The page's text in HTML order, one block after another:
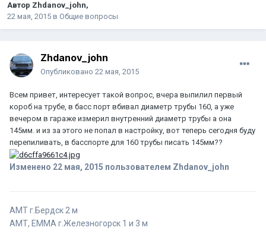
Автор Zhdanov_john,
22 мая, 2015 в Общие вопросы
Zhdanov_john
Опубликовано 22 мая, 2015
Всем привет, интересует такой вопрос, вчера выпилил первый
короб на трубе, в басс порт вбивал диаметр трубы 160, а уже
вечером в гараже измерил внутренний диаметр трубы а она
145мм. и из за этого не попал в настройку, вот теперь сегодня буду
перепиливать, в басспорте для 160 трубы писать 145мм??
Изменено 22 мая, 2015 пользователем Zhdanov_john
AMT г.Бердск 2 м
АМТ, EMMA г.Железногорск 1 и 3 м